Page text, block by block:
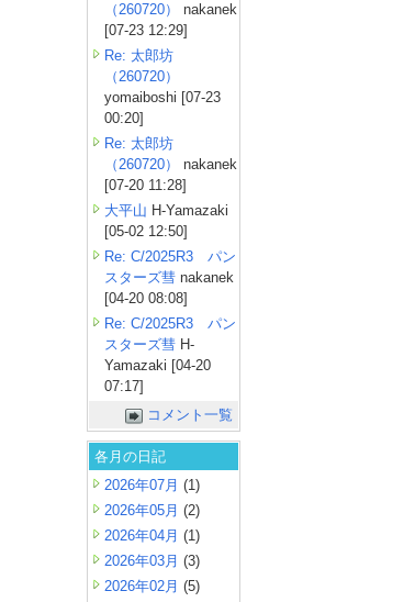
（260720）
nakanek
[07-23 12:29]
Re: 太郎坊
（260720）
yomaiboshi [07-23
00:20]
Re: 太郎坊
（260720）
nakanek
[07-20 11:28]
大平山 H-Yamazaki
[05-02 12:50]
Re: C/2025R3 パン
スターズ彗 nakanek
[04-20 08:08]
Re: C/2025R3 パン
スターズ彗 H-
Yamazaki [04-20
07:17]
コメント一覧
各月の日記
2026年07月 (1)
2026年05月 (2)
2026年04月 (1)
2026年03月 (3)
2026年02月 (5)